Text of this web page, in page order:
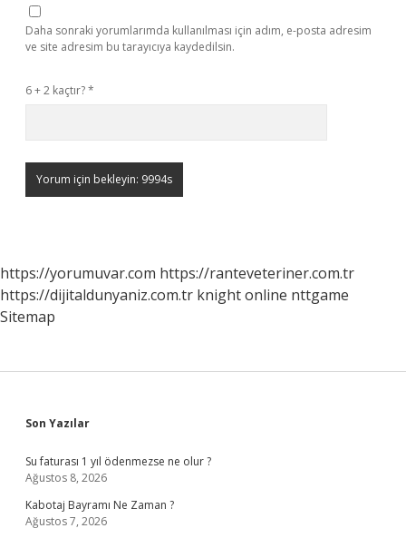
Daha sonraki yorumlarımda kullanılması için adım, e-posta adresim
ve site adresim bu tarayıcıya kaydedilsin.
6 + 2 kaçtır?*
https://yorumuvar.com https://ranteveteriner.com.tr
https://dijitaldunyaniz.com.tr knight online nttgame
Sitemap
Sidebar
Son Yazılar
Su faturası 1 yıl ödenmezse ne olur ?
Ağustos 8, 2026
Kabotaj Bayramı Ne Zaman ?
Ağustos 7, 2026